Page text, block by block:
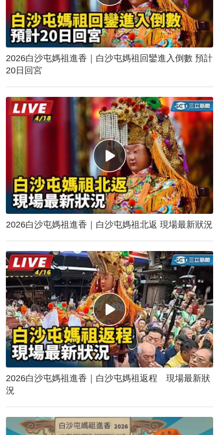
2026白沙屯媽祖進香｜白沙屯媽祖回鑾進入倒數 預計
20日回宮
2026白沙屯媽祖進香｜白沙屯媽祖北返 現場最新狀況
2026白沙屯媽祖進香｜白沙屯媽祖返程 現場最新狀
況